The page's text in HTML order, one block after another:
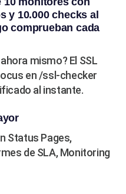
y 10.000 checks al
comprueban cada
mismo? El SSL
en /ssl-checker
al instante.
Status Pages,
de SLA, Monitoring